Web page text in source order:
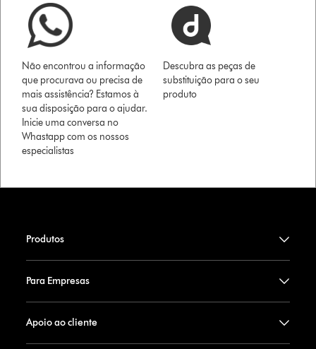
Não encontrou a informação
que procurava ou precisa de
mais assistência? Estamos à
sua disposição para o ajudar.
Inicie uma conversa no
Whastapp com os nossos
especialistas
Descubra as peças de
substituição para o seu
produto
Produtos
Para Empresas
Apoio ao cliente